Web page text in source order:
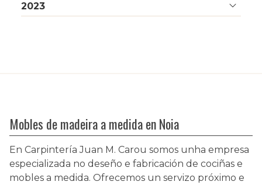
2023
Mobles de madeira a medida en Noia
En Carpintería Juan M. Carou somos unha empresa
especializada no deseño e fabricación de cociñas e
mobles a medida. Ofrecemos un servizo próximo e